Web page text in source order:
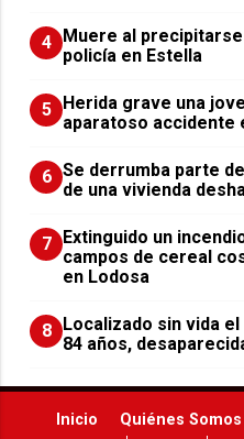
4 Muere al
policía en Estella
5 Herida grave una
aparatoso accidente
6 Se derrumba parte
de una vivienda
7 Extinguido un
campos de cereal
en Lodosa
8 Localizado sin vida
84 años,
Inicio Quiénes Somos